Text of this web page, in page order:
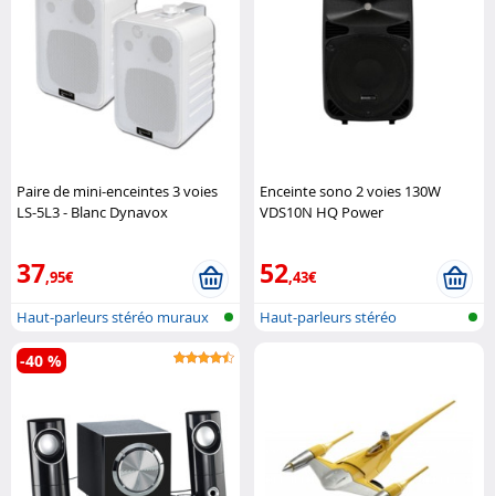
Paire de mini-enceintes 3 voies
LS-5L3 - Blanc Dynavox
37,95€
Haut-parleurs stéréo muraux
Enceinte sono 2 voies 130W
VDS10N HQ Power
52,43€
Haut-parleurs stéréo
-40 %